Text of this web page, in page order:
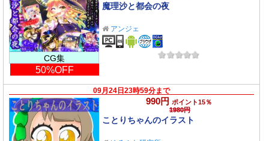
CG集
50%OFF
魔理沙と都会の夜
アンジェ
09月24日23時59分まで
990円 ポイント15％
1980円
ことりちゃんのイラスト